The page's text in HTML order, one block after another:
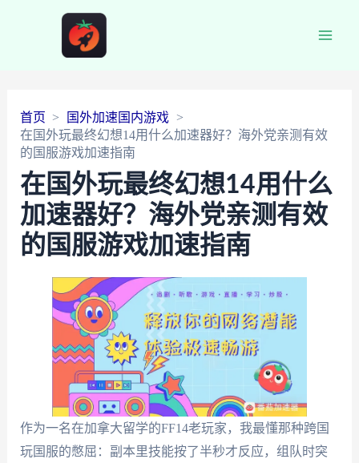
首页
国外加速国内游戏
在国外玩最终幻想14用什么加速器好？海外党亲测有效
的国服游戏加速指南
在国外玩最终幻想14用什么
加速器好？海外党亲测有效
的国服游戏加速指南
作为一名在加拿大留学的FF14老玩家，我最懂那种跨国
玩国服的憋屈：副本里技能按了半秒才反应，组队时突